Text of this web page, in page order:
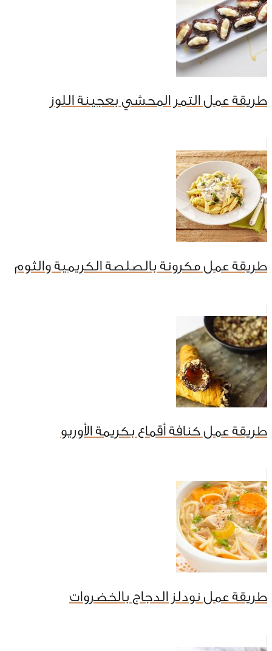
طريقة عمل التمر المحشي بعجينة اللوز
طريقة عمل مكرونة بالصلصة الكريمية والثوم
طريقة عمل كنافة أقماع بكريمة الأوريو
طريقة عمل نودلز الدجاج بالخضروات